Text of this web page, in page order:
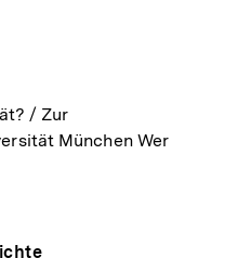
/ Zur
München Wer